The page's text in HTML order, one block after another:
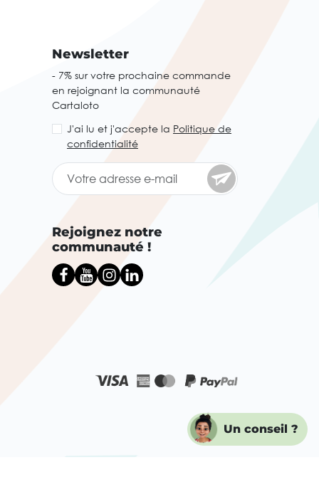
Newsletter
- 7% sur votre prochaine commande
en rejoignant la communauté
Cartaloto
J'ai lu et j'accepte la Politique de
confidentialité
Rejoignez notre
communauté !
Un conseil ?